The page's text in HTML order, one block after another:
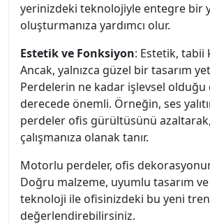
yerinizdeki teknolojiyle entegre bir
oluşturmanıza yardımcı olur.
Estetik ve Fonksiyon: Estetik, tabii
Ancak, yalnızca güzel bir tasarım
Perdelerin ne kadar işlevsel olduğu
derecede önemli. Örneğin, ses
perdeler ofis gürültüsünü
çalışmanıza olanak tanır.
Motorlu perdeler, ofis
Doğru malzeme, uyumlu tasarım ve
teknoloji ile ofisinizdeki bu yeni
değerlendirebilirsiniz.